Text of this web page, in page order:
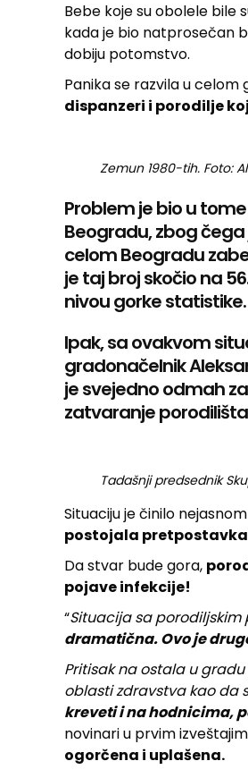
Bebe koje su obolele bile
kada je bio natprosečan
dobiju potomstvo.
Panika se razvila u
dispanzeri i porodilje
Zemun 1980-tih. Foto:
Problem je bio u
Beogradu, zbog čega
celom Beogradu
je taj broj skočio na
nivou gorke statistike.
Ipak, sa ovakvom
gradonačelnik
je svejedno odmah
zatvaranje
Tadašnji predsednik
Situaciju je činilo
postojala pretpostavka
Da stvar bude gora,
pojave infekcije!
“Situacija sa
dramatična. Ovo je
Pritisak na ostala u
oblasti zdravstva kao da
kreveti i na hodnicima,
novinari u prvim
ogorčena i uplašena.